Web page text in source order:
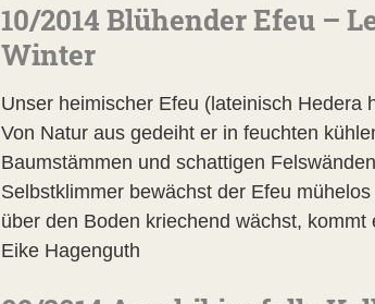
10/2014 Blühender Efeu –
Winter
Unser heimischer Efeu (lateinisch Hedera
Von Natur aus gedeiht er in feuchten
Baumstämmen und schattigen
Selbstklimmer bewächst der Efeu
über den Boden kriechend wächst, kommt
Eike Hagenguth